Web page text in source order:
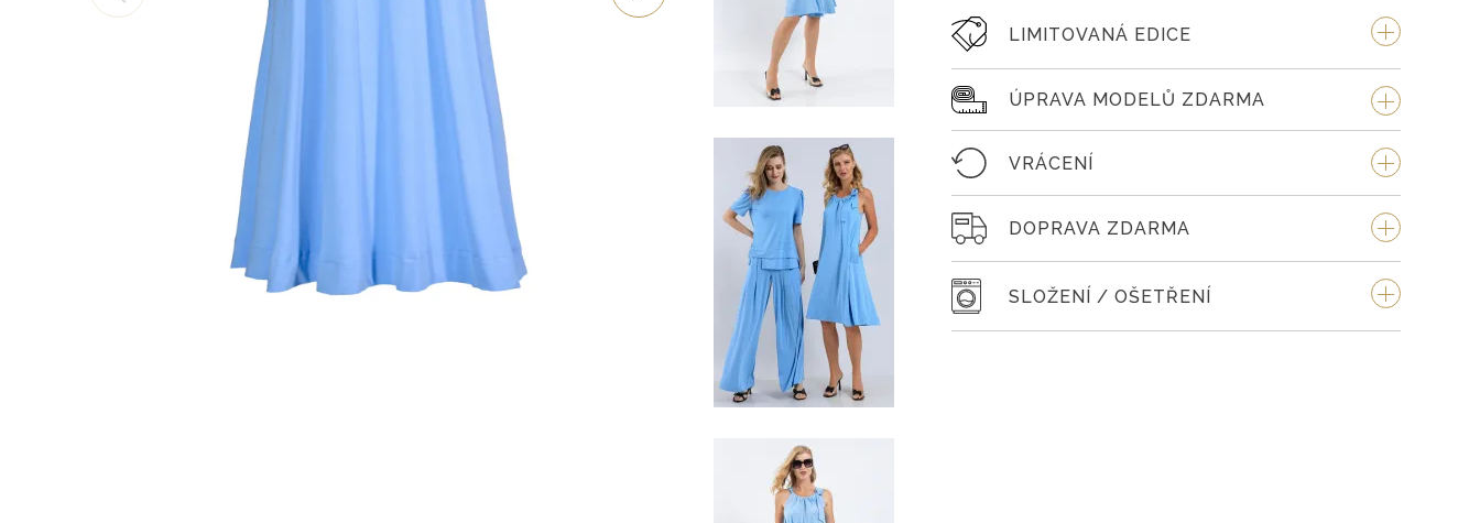
LIMITOVANÁ EDICE
ÚPRAVA MODELŮ ZDARMA
VRÁCENÍ
DOPRAVA ZDARMA
SLOŽENÍ / OŠETŘENÍ